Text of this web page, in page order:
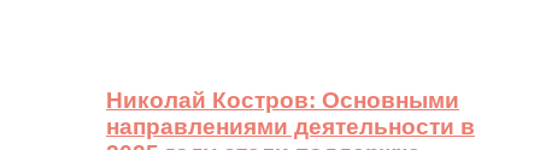
Николай Костров: Основными
направлениями деятельности в